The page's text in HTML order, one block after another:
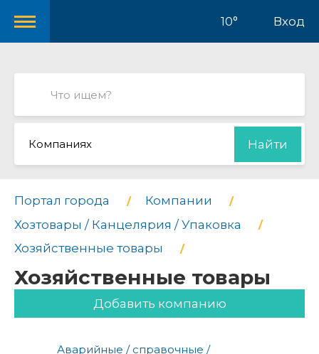
10° Вход
Компаниях Найти
Портал города
Компании
Хозтовары / Канцелярия / Упаковка
Хозяйственные товары
Хозяйственные товары
Добавить компанию
Аварийные / справочные /